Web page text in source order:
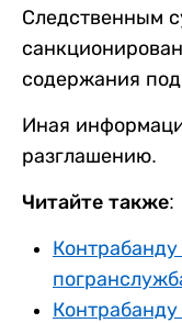
Следственным
содержания
Иная
разглашению.
Читайте также: